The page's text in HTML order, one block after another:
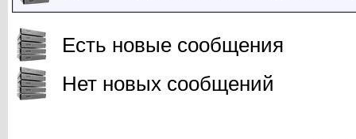
Есть новые сообщения
Нет новых сообщений